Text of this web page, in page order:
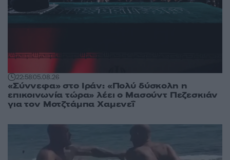
22:5805.08.26
«Σύννεφα» στο Ιράν: «Πολύ δύσκολη η
επικοινωνία τώρα» λέει ο Μασούντ Πεζεσκιάν
για τον Μοτζτάμπα Χαμενεΐ